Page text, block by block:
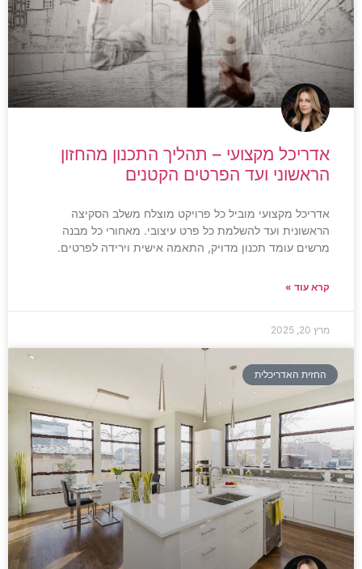
אדריכל מקצועי – תהליך התכנון מהחזון
הראשוני ועד הפרטים הקטנים
אדריכל מקצועי מוביל כל פרויקט מוצלח משלב הסקיצה
הראשונית ועד להשלמת כל פרט עיצובי. מאחורי כל מבנה
מרשים עומד תכנון מדויק, התאמה אישית וירידה לפרטים.
קרא עוד »
מרץ 20, 2025
החזית האדריכלית